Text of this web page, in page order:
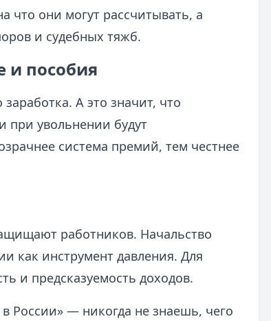
что они могут рассчитывать, а
и судебных тяжб.
и пособия
А это значит, что
при увольнении будут
система премий, тем честнее
работников. Начальство
как инструмент давления. Для
и предсказуемость доходов.
России» — никогда не знаешь, чего